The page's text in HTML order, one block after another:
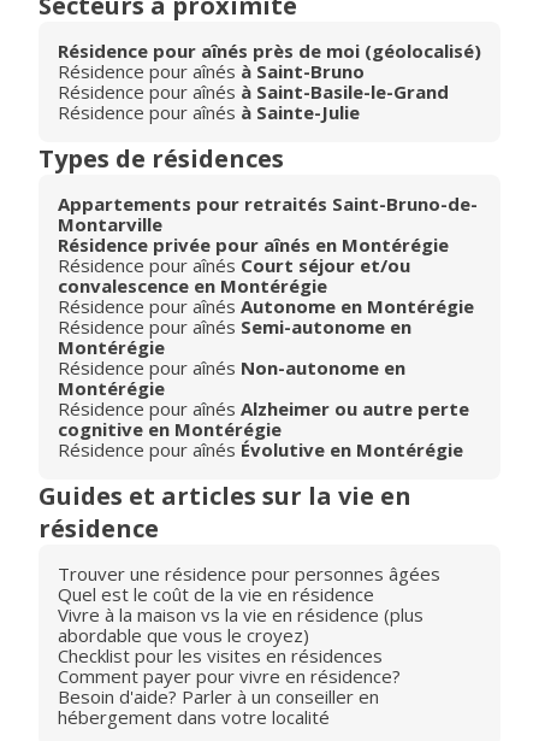
Résidence pour aînés près de moi (géolocalisé)
Résidence pour aînés à Saint-Bruno
Résidence pour aînés à Saint-Basile-le-Grand
Résidence pour aînés à Sainte-Julie
Types de résidences
Appartements pour retraités Saint-Bruno-de-
Montarville
Résidence privée pour aînés en Montérégie
Résidence pour aînés Court séjour et/ou
convalescence en Montérégie
Résidence pour aînés Autonome en Montérégie
Résidence pour aînés Semi-autonome en
Montérégie
Résidence pour aînés Non-autonome en
Montérégie
Résidence pour aînés Alzheimer ou autre perte
cognitive en Montérégie
Résidence pour aînés Évolutive en Montérégie
Guides et articles sur la vie en
résidence
Trouver une résidence pour personnes âgées
Quel est le coût de la vie en résidence
Vivre à la maison vs la vie en résidence (plus
abordable que vous le croyez)
Checklist pour les visites en résidences
Comment payer pour vivre en résidence?
Besoin d'aide? Parler à un conseiller en
hébergement dans votre localité